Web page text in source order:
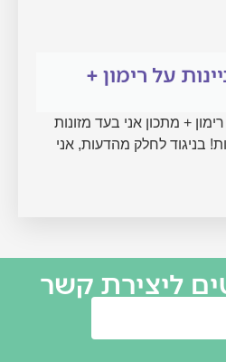
על רימון +
+ מתכון אני בעד מזונות
בניגוד לחלק מהדעות, אני
ליצירת קשר